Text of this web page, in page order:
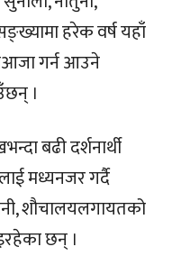
हरेक वर्ष यहाँ
गर्न आउने
।
बढी दर्शनार्थी
मध्यनजर गर्दै
शौचालयलगायतको
छन् ।